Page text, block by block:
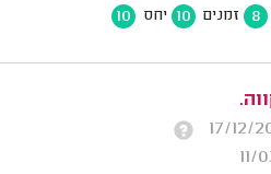
8 זמנים 10 יחס 10